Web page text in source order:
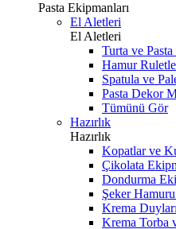
Pasta Ekipmanları
El Aletleri
El Aletleri
Turta ve Pasta
Hamur
Spatula ve
Pasta Dekor
Tümünü Gör
Hazırlık
Hazırlık
Kopatlar ve
Çikolata
Dondurma
Şeker
Krema Duyları
Krema Torba